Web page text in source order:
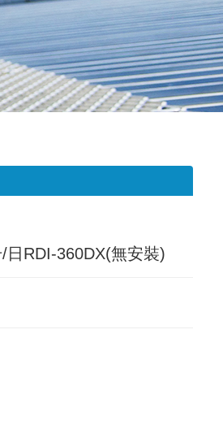
日RDI-360DX(無安裝)